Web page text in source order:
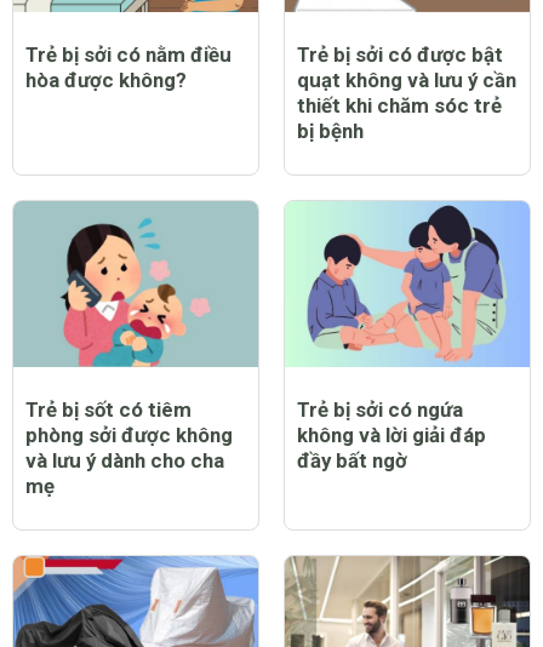
Trẻ bị sởi có nằm điều
hòa được không?
Trẻ bị sởi có được bật
quạt không và lưu ý cần
thiết khi chăm sóc trẻ
bị bệnh
Trẻ bị sốt có tiêm
phòng sởi được không
và lưu ý dành cho cha
mẹ
Trẻ bị sởi có ngứa
không và lời giải đáp
đầy bất ngờ